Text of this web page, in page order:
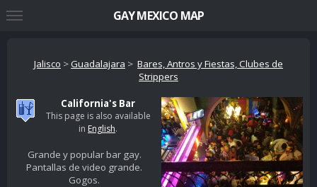
Jalisco >Guadalajara > Bares, Antros y Fiestas, Clubes de
Strippers
California's Bar
This page is also available
in English.
Grande y popular bar gay.
Pantallas de video grande.
Gogos.
GAY MEXICO MAP